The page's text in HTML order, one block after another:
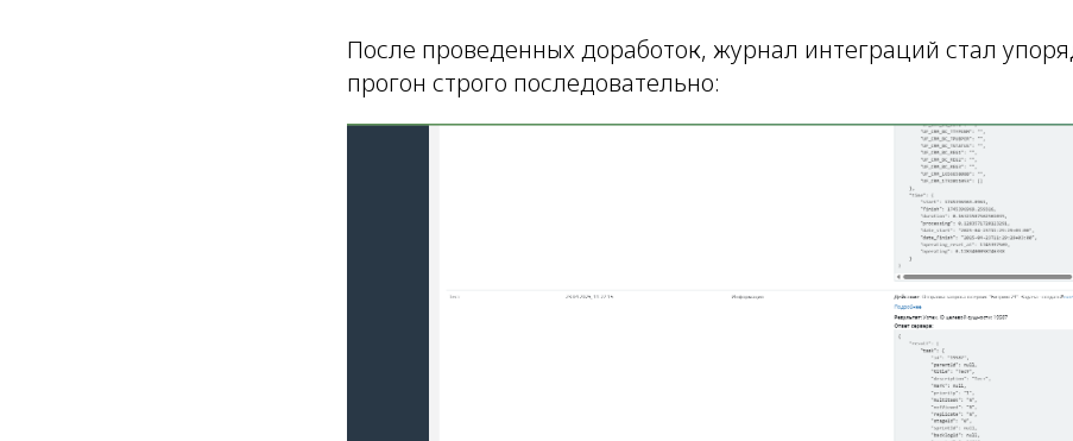
После проведенных доработок, журнал интеграций стал
прогон строго последовательно: